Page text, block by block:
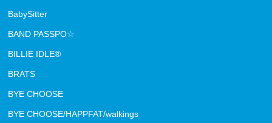
BabySitter
BAND PASSPO☆
BILLIE IDLE®
BRATS
BYE CHOOSE
BYE CHOOSE/HAPPFAT/walkings